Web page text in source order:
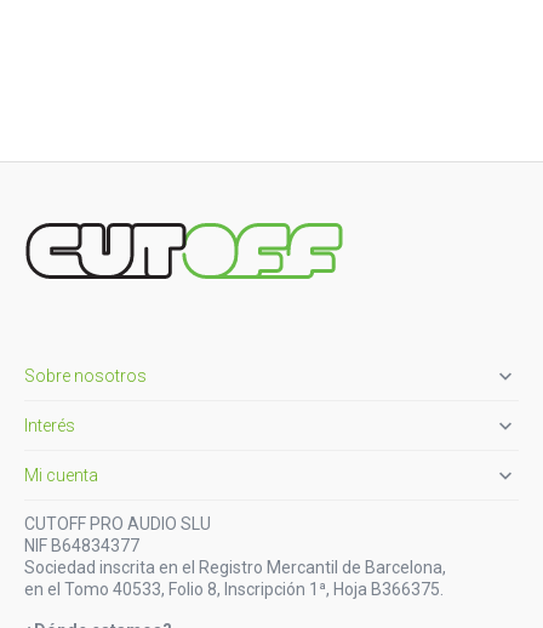
Sobre nosotros 
Interés 
Mi cuenta 
CUTOFF PRO AUDIO SLU
NIF B64834377
Sociedad inscrita en el Registro Mercantil de Barcelona,
en el Tomo 40533, Folio 8, Inscripción 1ª, Hoja B366375.